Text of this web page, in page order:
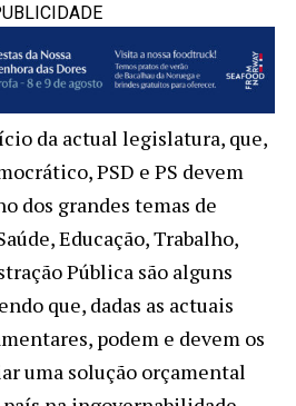
da actual legislatura, que,
PSD e PS devem
dos grandes temas de
Educação, Trabalho,
Pública são alguns
que, dadas as actuais
podem e devem os
uma solução orçamental